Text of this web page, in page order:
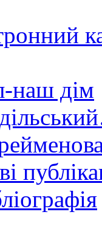
наш дім